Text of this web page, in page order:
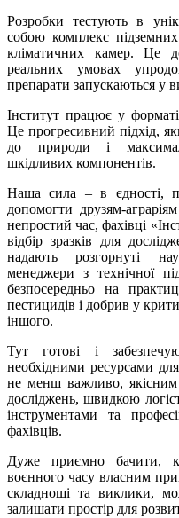
Розробки тестують в
собою комплекс
кліматичних камер. Це
реальних умовах
препарати запускаються у
Інститут працює у
Це прогресивний підхід,
до природи і
шкідливих компонентів.
Наша сила – в єдності,
допомогти друзям-
непростий час, фахівці
відбір зразків для
надають розгорнуті
менеджери з технічної
безпосередньо на
пестицидів і добрив у
іншого.
Тут готові і
необхідними ресурсами
не менш важливо,
досліджень, швидкою
інструментами та
фахівців.
Дуже приємно бачити,
воєнного часу власним
складнощі та виклики,
залишати простір для